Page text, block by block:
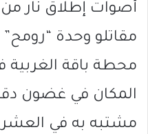
أصوات إطلاق نار
مقاتلو وحدة
محطة باقة
المكان في غضون
مشتبه به في